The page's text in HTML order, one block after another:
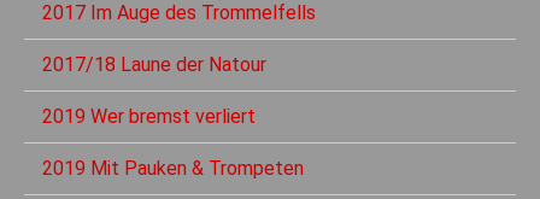
2017 Im Auge des Trommelfells
2017/18 Laune der Natour
2019 Wer bremst verliert
2019 Mit Pauken & Trompeten